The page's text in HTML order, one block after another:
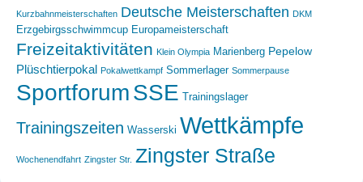
Kurzbahnmeisterschaften Deutsche Meisterschaften DKM
Erzgebirgsschwimmcup Europameisterschaft
Freizeitaktivitäten Klein Olympia Marienberg Pepelow
Plüschtierpokal Pokalwettkampf Sommerlager Sommerpause
SportforumSSE Trainingslager
Trainingszeiten Wasserski Wettkämpfe
Wochenendfahrt Zingster Str. Zingster Straße